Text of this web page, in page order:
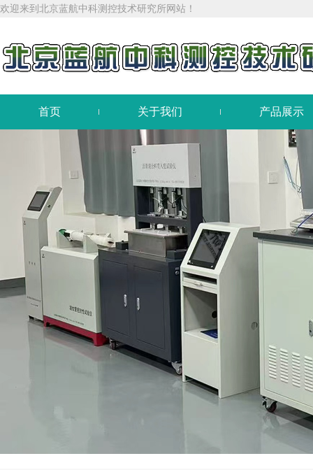
欢迎来到北京蓝航中科测控技术研究所网站！
首页 关于我们 产品展示